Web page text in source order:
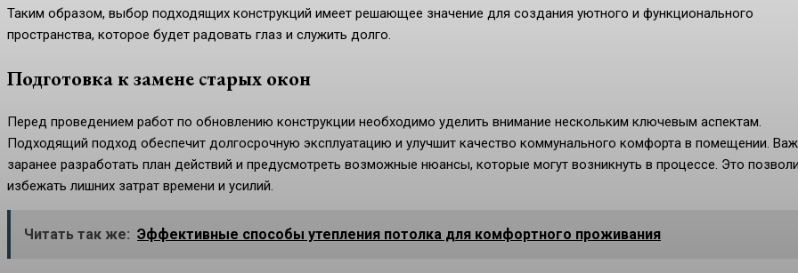
Таким образом, выбор подходящих конструкций имеет решающее значение для создания уютного и функционального
пространства, которое будет радовать глаз и служить долго.
Подготовка к замене старых окон
Перед проведением работ по обновлению конструкции необходимо уделить внимание нескольким ключевым аспектам.
Подходящий подход обеспечит долгосрочную эксплуатацию и улучшит качество коммунального комфорта в помещении.
заранее разработать план действий и предусмотреть возможные нюансы, которые могут возникнуть в процессе. Это
избежать лишних затрат времени и усилий.
Читать так же: Эффективные способы утепления потолка для комфортного проживания